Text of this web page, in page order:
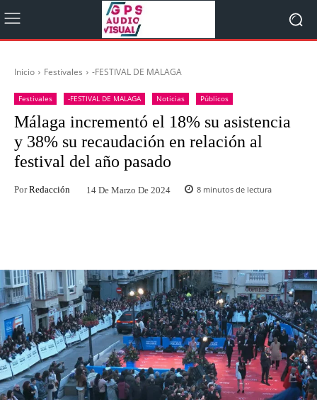
Inicio Festivales -FESTIVAL DE MALAGA
Festivales -FESTIVAL DE MALAGA Noticias Públicos
Málaga incrementó el 18% su asistencia
y 38% su recaudación en relación al
festival del año pasado
Por Redacción 14 De Marzo De 2024 8 minutos de lectura